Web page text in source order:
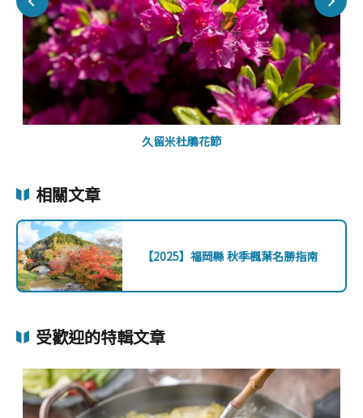
久留米杜鵑花節
相關文章
【2025】福岡縣 秋季楓葉名勝指南
受歡迎的特輯文章